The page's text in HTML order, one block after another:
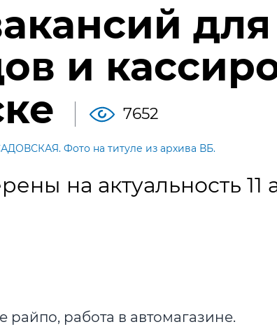
для
и
7652
Фото на титуле из архива ВБ.
на актуальность 11
райпо, работа в автомагазине.